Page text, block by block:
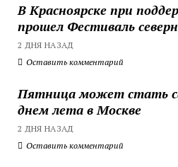
В Красноярске при
прошел Фестиваль
2 ДНЯ НАЗАД
Оставить комментарий
Пятница может стать
днем лета в Москве
2 ДНЯ НАЗАД
Оставить комментарий